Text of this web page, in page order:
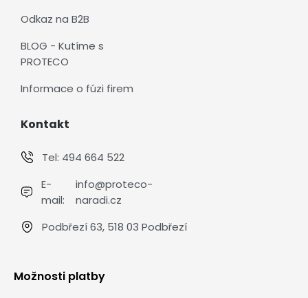
Odkaz na B2B
BLOG - Kutíme s
PROTECO
Informace o fúzi firem
Kontakt
Tel: 494 664 522
E-
mail:
info@proteco-
naradi.cz
Podbřezí 63, 518 03 Podbřezí
Možnosti platby